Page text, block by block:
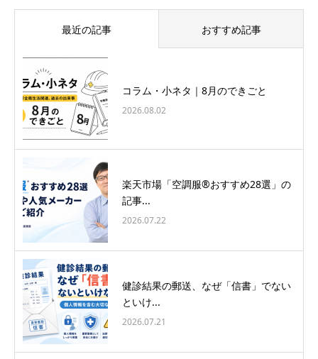
最近の記事 おすすめ記事
コラム・小ネタ｜8月のできごと
2026.08.02
楽天市場「空調服®おすすめ28選」の
記事...
2026.07.22
健診結果の郵送、なぜ「信書」でない
といけ...
2026.07.21